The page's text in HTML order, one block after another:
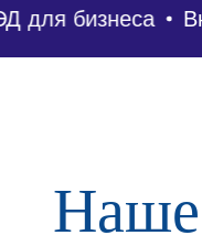
бизнеса